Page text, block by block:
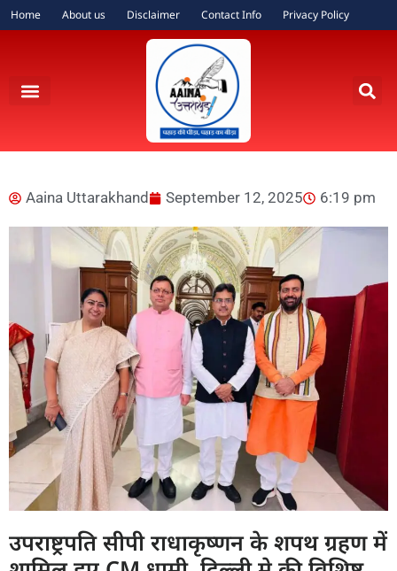
Home About us Disclaimer Contact Info Privacy Policy
Aaina Uttarakhand September 12, 2025 6:19 pm
उपराष्ट्रपति सीपी राधाकृष्णन के शपथ ग्रहण में